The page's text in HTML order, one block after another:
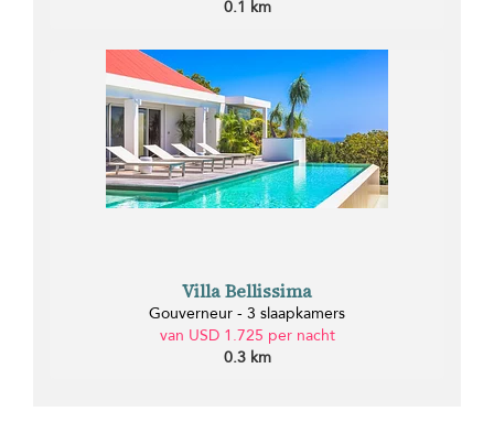
0.1 km
Villa Bellissima
Gouverneur - 3 slaapkamers
van USD 1.725 per nacht
0.3 km